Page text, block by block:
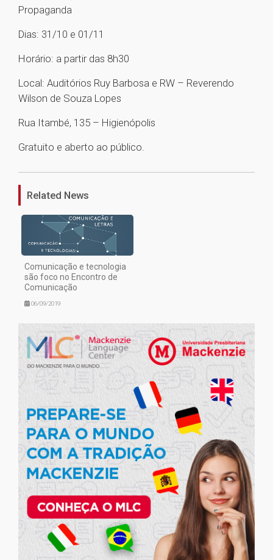
Propaganda
Dias: 31/10 e 01/11
Horário: a partir das 8h30
Local: Auditórios Ruy Barbosa e RW – Reverendo
Wilson de Souza Lopes
Rua Itambé, 135 – Higienópolis
Gratuito e aberto ao público.
1
Related News
Comunicação e tecnologia
são foco no Encontro de
Comunicação
06/09/2019